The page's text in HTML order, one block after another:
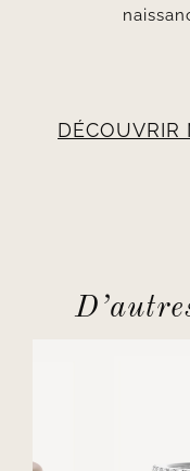
DÉCOUVRIR